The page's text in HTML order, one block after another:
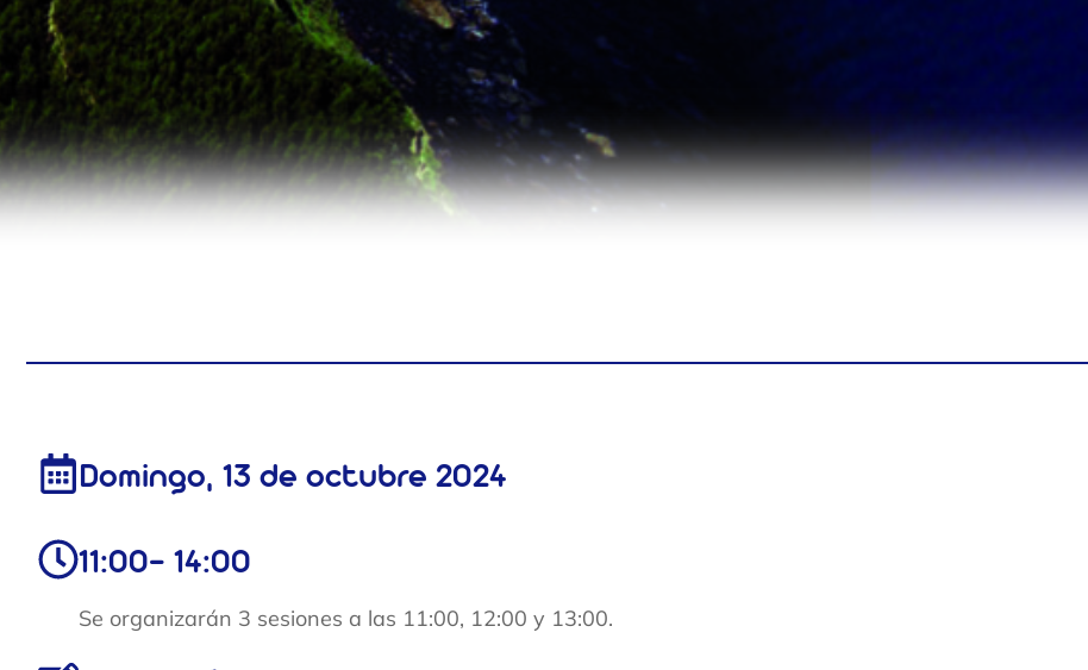
Domingo, 13 de octubre 2024
11:00- 14:00
Se organizarán 3 sesiones a las 11:00, 12:00 y 13:00.